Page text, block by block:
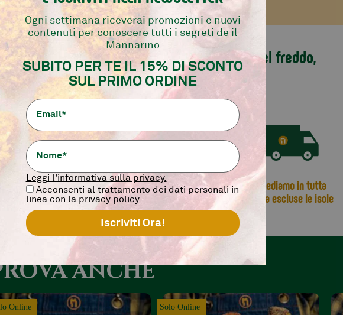
i prodotti non interrompendo la catena del freddo,
grazie anche al nuovo packaging SkinPack.
Rispettiamo a pieno la
catena del freddo
Spediamo in tutta
Italia escluse le isole
ANCHE
Online
Ogni settimana riceverai promozioni e nuovi
contenuti per conoscere tutti i segreti de il
Mannarino
SUBITO PER TE IL 15% DI SCONTO
SUL PRIMO ORDINE
Leggi l'informativa sulla privacy.
Acconsenti al trattamento dei dati personali in
linea con la privacy policy